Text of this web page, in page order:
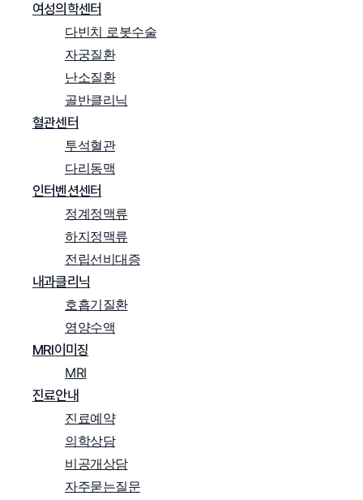
여성의학센터
다빈치 로봇수술
자궁질환
난소질환
골반클리닉
혈관센터
투석혈관
다리동맥
인터벤션센터
정계정맥류
하지정맥류
전립선비대증
내과클리닉
호흡기질환
영양수액
MRI이미징
MRI
진료안내
진료예약
의학상담
비공개상담
자주묻는질문